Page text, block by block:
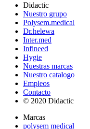
Didactic
Nuestro grupo
Polysem.medical
Dr.helewa
Inter.med
Infineed
Hygie
Nuestras marcas
Nuestro catalogo
Empleos
Contacto
© 2020 Didactic
Marcas
polysem medical